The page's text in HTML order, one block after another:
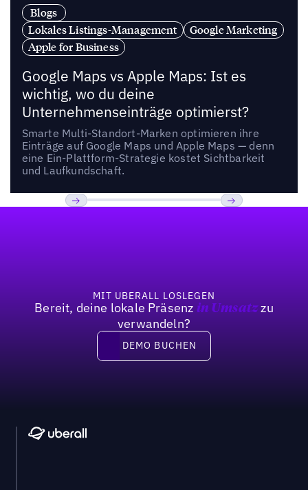
Blogs
Lokales Listings-Management
Google Marketing
Apple for Business
Google Maps vs Apple Maps: Ist es
wichtig, wo du deine
Unternehmenseinträge optimierst?
Smarte Multi-Standort-Marken optimieren ihre
Einträge auf Google Maps und Apple Maps — denn
eine Ein-Plattform-Strategie kostet Sichtbarkeit
und Laufkundschaft.
MIT UBERALL LOSLEGEN
Bereit, deine lokale Präsenz in Umsatzzu
verwandeln?
DEMO BUCHEN
DEMO BUCHEN